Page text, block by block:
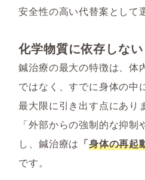
安全性の高い代替案として
化学物質に依存しな
鍼治療の最大の特徴は、体
ではなく、すでに身体の中
最大限に引き出す点にあり
「外部からの強制的な抑
し、鍼治療は 「身体の再起
です。